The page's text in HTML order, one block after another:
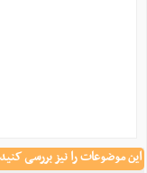
این موضوعات را نیز بررسی کنید: